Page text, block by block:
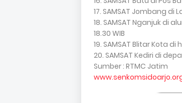
17. SAMSAT Jombang di
18. SAMSAT Nganjuk di
18.30 WIB
19. SAMSAT Blitar Kota
20. SAMSAT Kediri di
Sumber : RTMC Jatim